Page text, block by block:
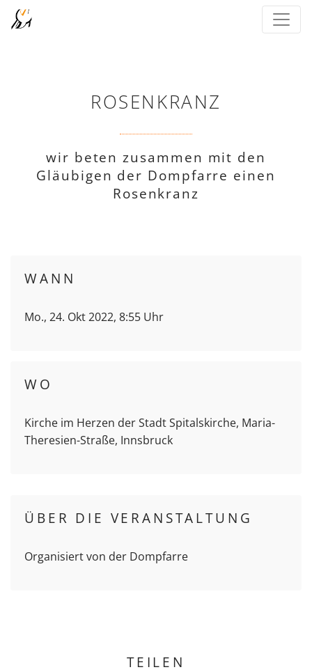
ROSENKRANZ
wir beten zusammen mit den
Gläubigen der Dompfarre einen
Rosenkranz
WANN
Mo., 24. Okt 2022, 8:55 Uhr
WO
Kirche im Herzen der Stadt Spitalskirche, Maria-
Theresien-Straße, Innsbruck
ÜBER DIE VERANSTALTUNG
Organisiert von der Dompfarre
TEILEN